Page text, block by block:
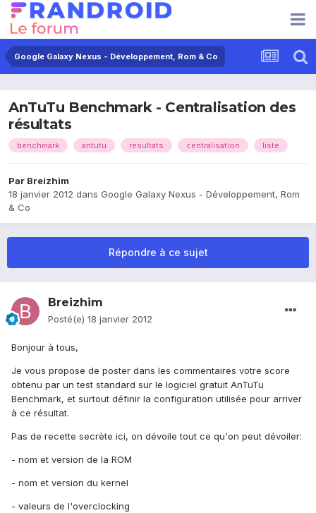
Google Galaxy Nexus - Développement, Rom & Co
AnTuTu Benchmark - Centralisation des
résultats
benchmark antutu resultats centralisation liste
Par Breizhim
18 janvier 2012 dans Google Galaxy Nexus - Développement, Rom
& Co
Répondre à ce sujet
Breizhim
Posté(e) 18 janvier 2012
Bonjour à tous,
Je vous propose de poster dans les commentaires votre score
obtenu par un test standard sur le logiciel gratuit AnTuTu
Benchmark, et surtout définir la configuration utilisée pour arriver
à ce résultat.
Pas de recette secrète ici, on dévoile tout ce qu'on peut dévoiler:
- nom et version de la ROM
- nom et version du kernel
- valeurs de l'overclocking